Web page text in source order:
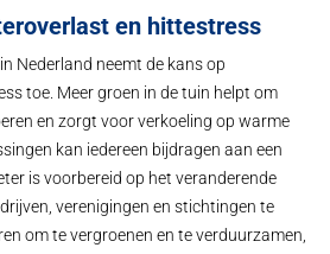
en hittestress
Nederland neemt de kans op
toe. Meer groen in de tuin helpt om
en zorgt voor verkoeling op warme
kan iedereen bijdragen aan een
is voorbereid op het veranderende
verenigingen en stichtingen te
om te vergroenen en te verduurzamen,